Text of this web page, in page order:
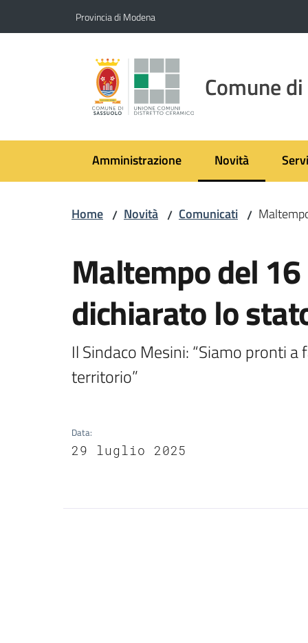
Provincia di Modena
Comune
Amministrazione Novità
Menu selezionato
Home / Novità / Comunicati /
Maltempo del
dichiarato lo
Il Sindaco Mesini: “Siamo pronti
territorio”
Data:
29 luglio 2025